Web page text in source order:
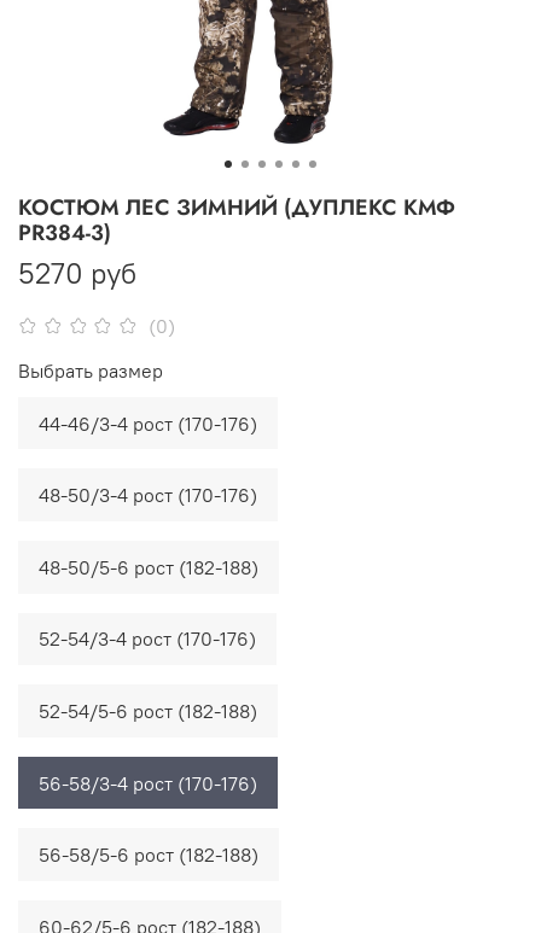
(0)
КОСТЮМ ЛЕС ЗИМНИЙ (ДУПЛЕКС КМФ
PR384-3)
5270 руб
Выбрать размер
44-46/3-4 рост (170-176)
48-50/3-4 рост (170-176)
48-50/5-6 рост (182-188)
52-54/3-4 рост (170-176)
52-54/5-6 рост (182-188)
56-58/3-4 рост (170-176)
56-58/5-6 рост (182-188)
60-62/5-6 рост (182-188)